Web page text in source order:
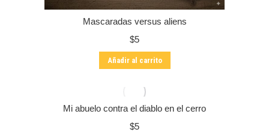
Mascaradas versus aliens
$5
Añadir al carrito
Mi abuelo contra el diablo en el cerro
$5